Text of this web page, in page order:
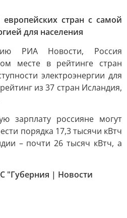
стран с самой
для населения
РИА Новости, Россия
месте в рейтинге стран
электроэнергии для
из 37 стран Исландия,
зарплату россияне могут
порядка 17,3 тысячи кВтч
– почти 26 тысяч кВтч, а
"Губерния | Новости